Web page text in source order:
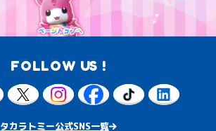
FOLLOW US !
タカラトミー公式SNS一覧